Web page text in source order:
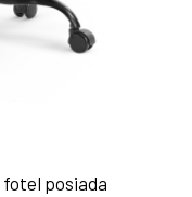
fotel posiada